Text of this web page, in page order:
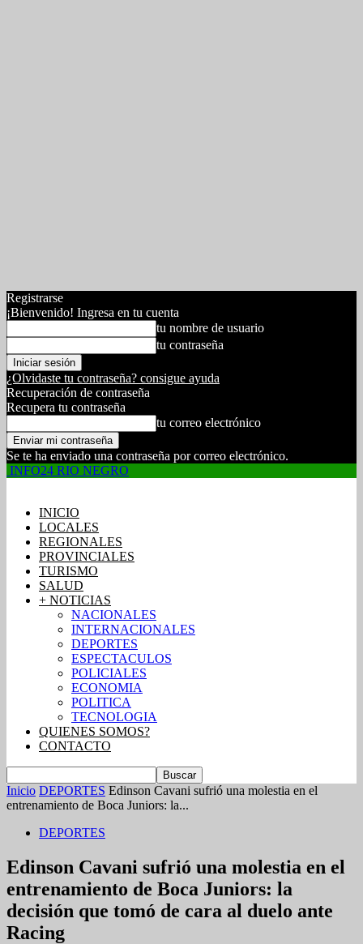
Registrarse
¡Bienvenido! Ingresa en tu cuenta
tu nombre de usuario
tu contraseña
¿Olvidaste tu contraseña? consigue ayuda
Recuperación de contraseña
Recupera tu contraseña
tu correo electrónico
Se te ha enviado una contraseña por correo electrónico.
INFO24 RIO NEGRO
INICIO
LOCALES
REGIONALES
PROVINCIALES
TURISMO
SALUD
+ NOTICIAS
NACIONALES
INTERNACIONALES
DEPORTES
ESPECTACULOS
POLICIALES
ECONOMIA
POLITICA
TECNOLOGIA
QUIENES SOMOS?
CONTACTO
Inicio DEPORTES Edinson Cavani sufrió una molestia en el
entrenamiento de Boca Juniors: la...
DEPORTES
Edinson Cavani sufrió una molestia en el
entrenamiento de Boca Juniors: la
decisión que tomó de cara al duelo ante
Racing